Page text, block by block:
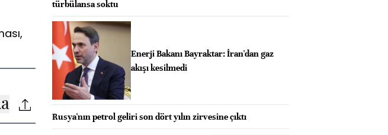
türbülansa soktu
Enerji Bakanı Bayraktar: İran'dan gaz
akışı kesilmedi
Rusya'nın petrol geliri son dört yılın zirvesine çıktı